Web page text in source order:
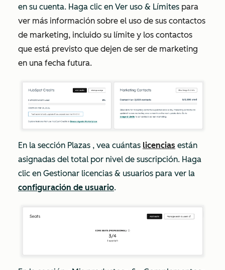
en su cuenta. Haga clic en Ver uso & Límites para
ver más información sobre el uso de sus contactos
de marketing, incluido su límite y los contactos
que está previsto que dejen de ser de marketing
en una fecha futura.
En la sección Plazas , vea cuántas licencias están
asignadas del total por nivel de suscripción. Haga
clic en Gestionar licencias & usuarios para ver la
configuración de usuario.